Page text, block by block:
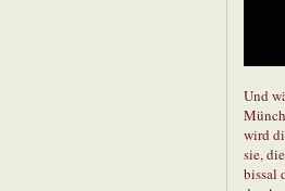
Und
wird
sie,
bissal